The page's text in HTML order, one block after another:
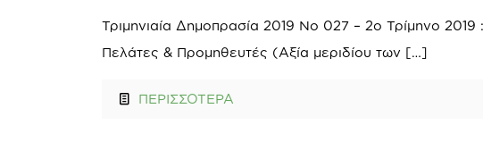
Τριμηνιαία Δημοπρασία 2019 Νο 027 – 2ο Τρίμηνο 2019
Πελάτες & Προμηθευτές (Αξία μεριδίου των […]
ΠΕΡΙΣΣΟΤΕΡΑ